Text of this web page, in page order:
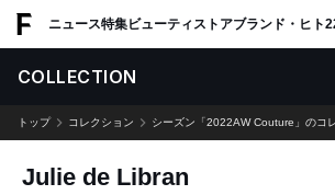
ニュース特集ビューティ ストアブランド・ヒト
COLLECTION
トップ コレクション シーズン「2022AW Couture」のコ
Julie de Libran